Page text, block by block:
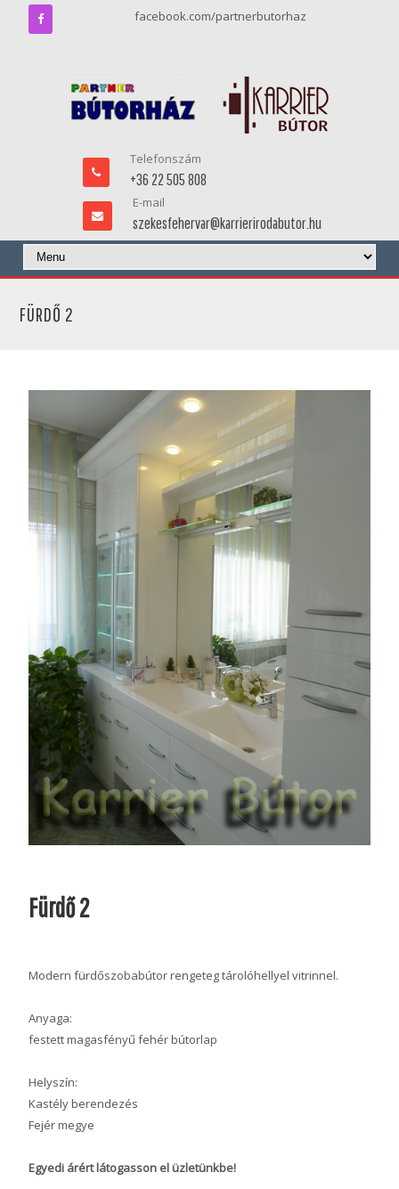
facebook.com/partnerbutorhaz
Telefonszám
+36 22 505 808
E-mail
szekesfehervar@karrierirodabutor.hu
FÜRDŐ 2
Fürdő 2
Modern fürdőszobabútor rengeteg tárolóhellyel vitrinnel.
Anyaga:
festett magasfényű fehér bútorlap
Helyszín:
Kastély berendezés
Fejér megye
Egyedi árért látogasson el üzletünkbe!